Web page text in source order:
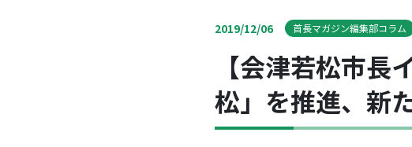
2019/12/06 首長マガジン編集部コラム
【会津若松市
松」を推進、新